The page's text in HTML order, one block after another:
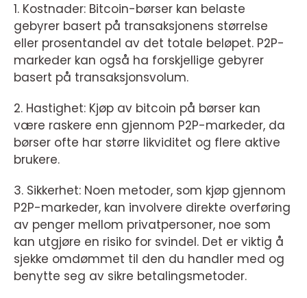
1. Kostnader: Bitcoin-børser kan belaste
gebyrer basert på transaksjonens størrelse
eller prosentandel av det totale beløpet. P2P-
markeder kan også ha forskjellige gebyrer
basert på transaksjonsvolum.
2. Hastighet: Kjøp av bitcoin på børser kan
være raskere enn gjennom P2P-markeder, da
børser ofte har større likviditet og flere aktive
brukere.
3. Sikkerhet: Noen metoder, som kjøp gjennom
P2P-markeder, kan involvere direkte overføring
av penger mellom privatpersoner, noe som
kan utgjøre en risiko for svindel. Det er viktig å
sjekke omdømmet til den du handler med og
benytte seg av sikre betalingsmetoder.